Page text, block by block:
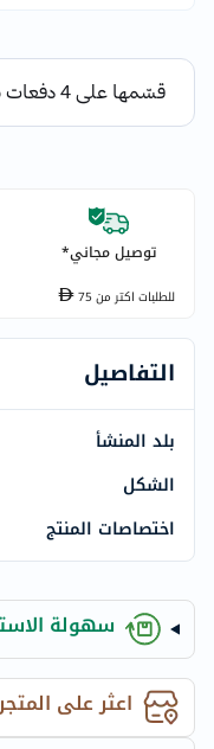
توصيل مجاني*
للطلبات اكتر من75
التفاصيل
بلد المنشأ
الشكل
اختصاصات المنتج
سهولة
اعثر على